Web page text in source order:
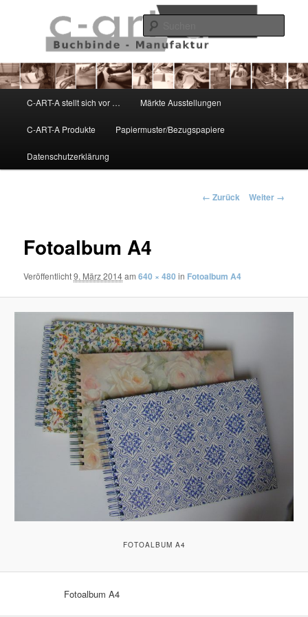
C-ART-A
C-ART-A stellt sich vor … Märkte Ausstellungen
C-ART-A Produkte Papiermuster/Bezugspapiere
Datenschutzerklärung
Bilder-
← Zurück Weiter →
Fotoalbum A4
Veröffentlicht9. März 2014am640 × 480 in Fotoalbum A4
FOTOALBUM A4
Fotoalbum A4